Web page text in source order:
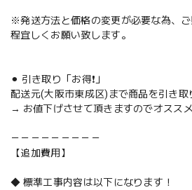
※発送方法と価格の変更が必要な為、
程宜しくお願い致します。
⚫︎ 引き取り「お得❗️」
配送元(大阪市東成区)まで商品を引き取
→ お値下げさせて頂きますのでオスス
－－－－－－－－－
【追加費用】
◆ 標準工事内容は以下になります！